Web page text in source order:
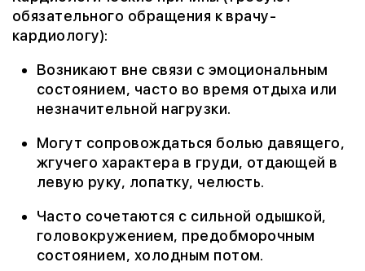
обязательного обращения к врачу-
кардиологу):
Возникают вне связи с эмоциональным
состоянием, часто во время отдыха или
незначительной нагрузки.
Могут сопровождаться болью давящего,
жгучего характера в груди, отдающей в
левую руку, лопатку, челюсть.
Часто сочетаются с сильной одышкой,
головокружением, предобморочным
состоянием, холодным потом.